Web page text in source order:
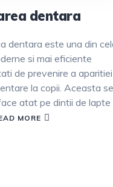
dentara
dentara este una din
si mai eficiente
de prevenire a aparitiei
la copii. Aceasta se
atat pe dintii de lapte
MORE